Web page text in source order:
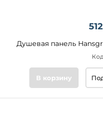
Душевая панель
В корзину